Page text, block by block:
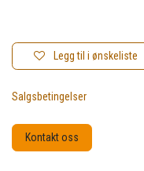
Legg til i ønskeliste
Salgsbetingelser
Kontakt oss